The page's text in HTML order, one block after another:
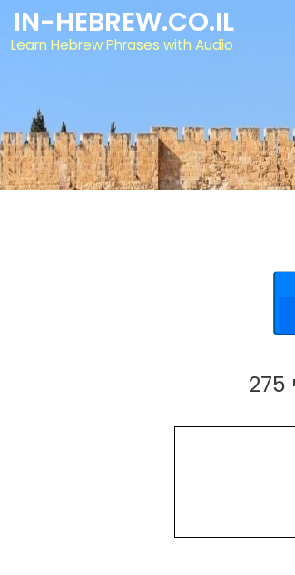
IN-HEBREW.CO.IL
Learn Hebrew Phrases with Audio